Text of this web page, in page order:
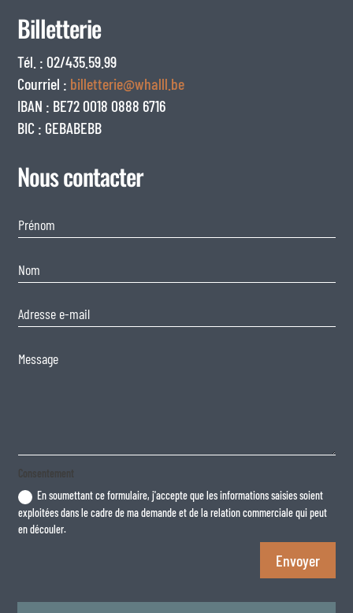
Billetterie
Tél. : 02/435.59.99
Courriel : billetterie@whalll.be
IBAN : BE72 0018 0888 6716
BIC : GEBABEBB
Nous contacter
Consentement
En soumettant ce formulaire, j'accepte que les informations saisies soient
exploitées dans le cadre de ma demande et de la relation commerciale qui peut
en découler.
Envoyer